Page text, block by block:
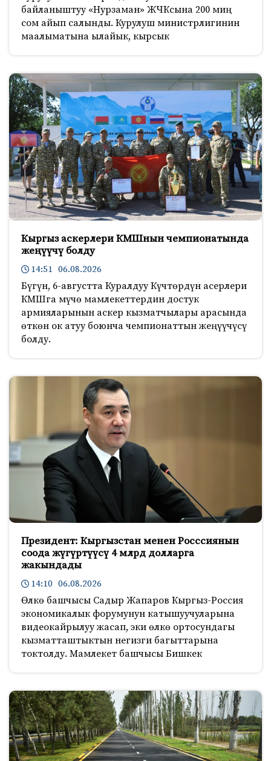
байланыштуу «Нурзаман» ЖЧКсына 200 миң
сом айып салынды. Курулуш министрлигинин
маалыматына ылайык, кырсык
Кыргыз аскерлери КМШнын чемпионатында
жеңүүчү болду
14:51 06.08.2026
Бүгүн, 6-августта Куралдуу Күчтөрдүн асерлери
КМШга мүчө мамлекеттердин достук
армияларынын аскер кызматчылары арасында
өткөн ок атуу боюнча чемпионаттын жеңүүчүсү
болду.
Президент: Кыргызстан менен Росссиянын
соода жүгүртүүсү 4 млрд долларга
жакындады
14:10 06.08.2026
Өлкө башчысы Садыр Жапаров Кыргыз-Россия
экономикалык форумунун катышуучуларына
видеокайрылуу жасап, эки өлкө ортосундагы
кызматташтыктын негизги багыттарына
токтолду. Мамлекет башчысы Бишкек